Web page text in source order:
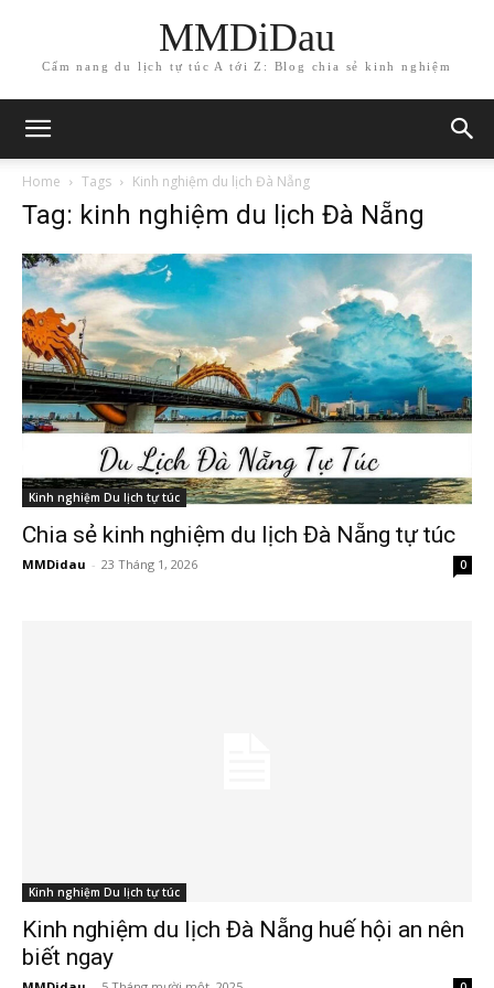
MMDiDau
Cẩm nang du lịch tự túc A tới Z: Blog chia sẻ kinh nghiệm
Home Tags Kinh nghiệm du lịch Đà Nẵng
Tag: kinh nghiệm du lịch Đà Nẵng
Kinh nghiệm Du lịch tự túc
Chia sẻ kinh nghiệm du lịch Đà Nẵng tự túc
MMDidau - 23 Tháng 1, 2026 0
Kinh nghiệm Du lịch tự túc
Kinh nghiệm du lịch Đà Nẵng huế hội an nên
biết ngay